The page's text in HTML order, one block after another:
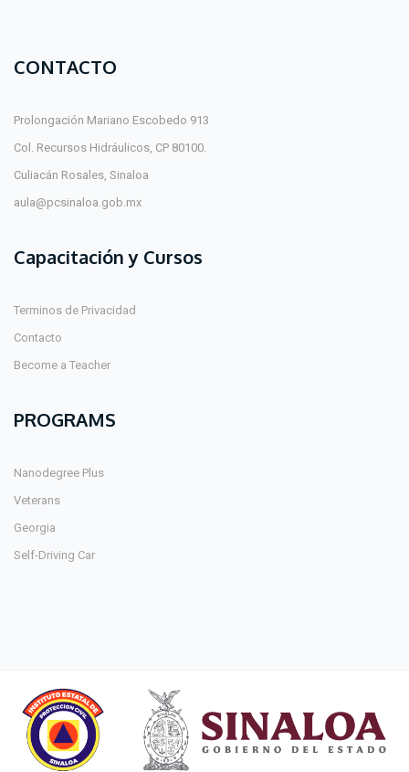
CONTACTO
Prolongación Mariano Escobedo 913
Col. Recursos Hidráulicos, CP 80100.
Culiacán Rosales, Sinaloa
aula@pcsinaloa.gob.mx
Capacitación y Cursos
Terminos de Privacidad
Contacto
Become a Teacher
PROGRAMS
Nanodegree Plus
Veterans
Georgia
Self-Driving Car